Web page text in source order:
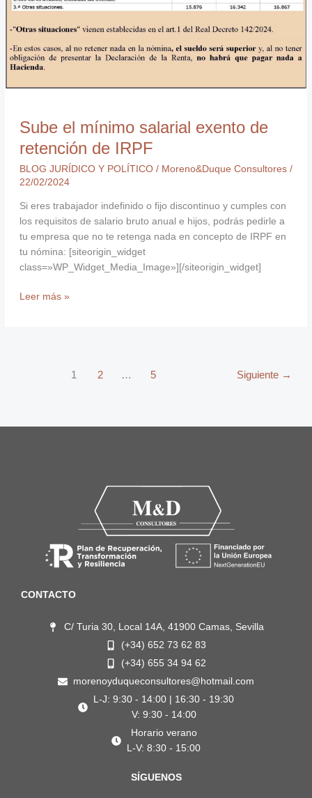
Sube el mínimo salarial exento de
retención de IRPF
BLOG JURÍDICO Y POLÍTICO/ Moreno&Duque Consultores /
22/02/2024
Si eres trabajador indefinido o fijo discontinuo y cumples con
los requisitos de salario bruto anual e hijos, podrás pedirle a
tu empresa que no te retenga nada en concepto de IRPF en
tu nómina: [siteorigin_widget
class=»WP_Widget_Media_Image»][/siteorigin_widget]
IRPF
Leer más »
1 2 … 5 Siguiente →
CONTACTO
C/ Turia 30, Local 14A, 41900 Camas, Sevilla
(+34) 652 73 62 83
(+34) 655 34 94 62
morenoyduqueconsultores@hotmail.com
L-J: 9:30 - 14:00 | 16:30 - 19:30
V: 9:30 - 14:00
Horario verano
L-V: 8:30 - 15:00
SÍGUENOS